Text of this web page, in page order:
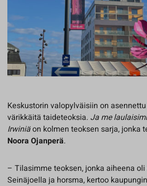
Keskustorin valopylväisiin on
värikkäitä taideteoksia. Ja me
Irwiniäon kolmen teoksen sarja, jonka
Noora Ojanperä.
– Tilasimme teoksen, jonka aiheena
Seinäjoella ja horsma, kertoo